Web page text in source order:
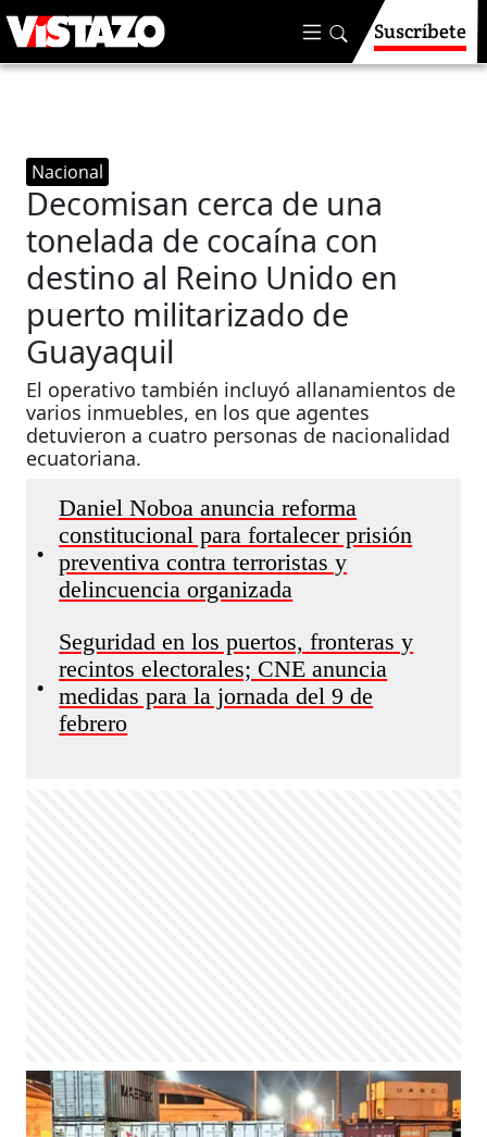
Suscríbete
Nacional
Decomisan cerca de una
tonelada de cocaína con
destino al Reino Unido en
puerto militarizado de
Guayaquil
El operativo también incluyó allanamientos de
varios inmuebles, en los que agentes
detuvieron a cuatro personas de nacionalidad
ecuatoriana.
•
Daniel Noboa anuncia reforma
constitucional para fortalecer prisión
preventiva contra terroristas y
delincuencia organizada
•
Seguridad en los puertos, fronteras y
recintos electorales; CNE anuncia
medidas para la jornada del 9 de
febrero